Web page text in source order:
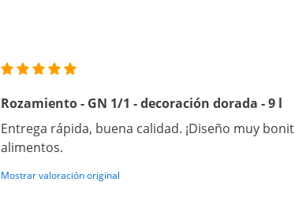
Rozamiento - GN 1/1 - decoración dorada - 9 l
Entrega rápida, buena calidad. ¡Diseño muy
alimentos.
Mostrar valoración original